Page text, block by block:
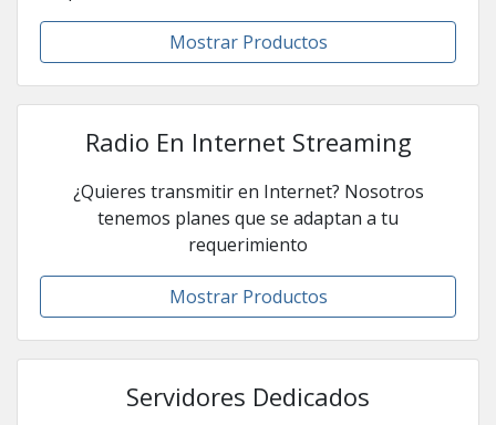
Mostrar Productos
Radio En Internet Streaming
¿Quieres transmitir en Internet? Nosotros
tenemos planes que se adaptan a tu
requerimiento
Mostrar Productos
Servidores Dedicados